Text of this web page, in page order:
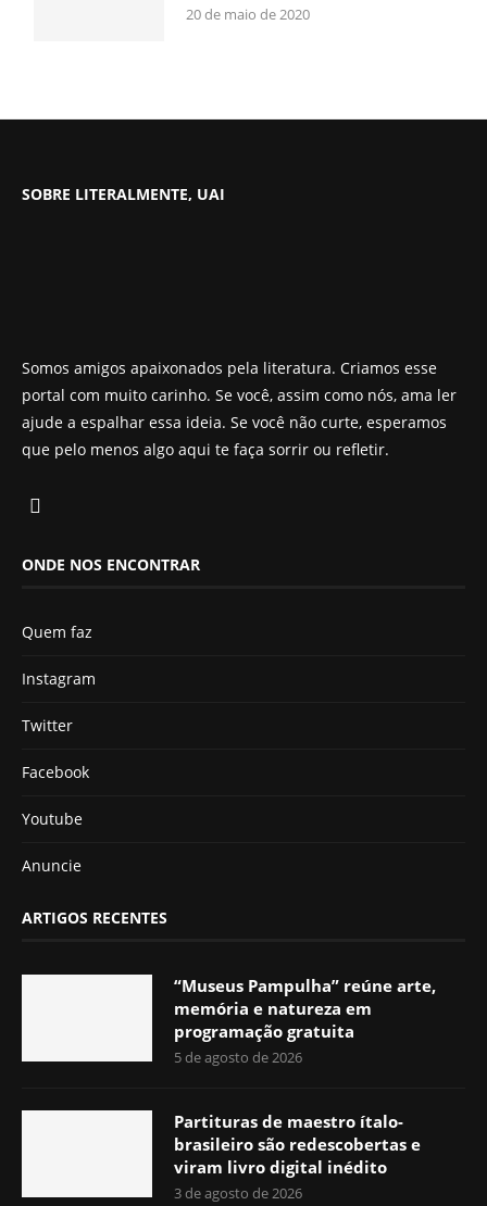
20 de maio de 2020
SOBRE LITERALMENTE, UAI
Somos amigos apaixonados pela literatura. Criamos esse
portal com muito carinho. Se você, assim como nós, ama ler
ajude a espalhar essa ideia. Se você não curte, esperamos
que pelo menos algo aqui te faça sorrir ou refletir.
ONDE NOS ENCONTRAR
Quem faz
Instagram
Twitter
Facebook
Youtube
Anuncie
ARTIGOS RECENTES
“Museus Pampulha” reúne arte,
memória e natureza em
programação gratuita
5 de agosto de 2026
Partituras de maestro ítalo-
brasileiro são redescobertas e
viram livro digital inédito
3 de agosto de 2026